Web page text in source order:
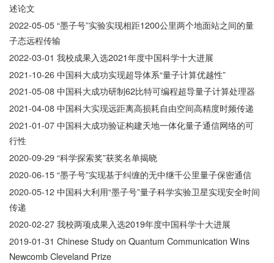
述论文
2022-05-05“墨子号”实验实现相距1200公里两个地面站之间的量
子态远程传输
2022-03-01 我校成果入选2021年度中国科学十大进展
2021-10-26中国科大成功实现超导体系“量子计算优越性”
2021-05-08中国科大成功研制62比特可编程超导量子计算处理器
2021-04-08中国科大实现远距离高损耗自由空间高精度时频传递
2021-01-07中国科大成功验证构建天地一体化量子通信网络的可
行性
2020-09-29“科学探索奖”获奖名单揭晓
2020-06-15“墨子号”实现基于纠缠的无中继千公里量子保密通信
2020-05-12中国科大利用“墨子号”量子科学实验卫星实现安全时间
传递
2020-02-27我校两项成果入选2019年度中国科学十大进展
2019-01-31 Chinese Study on Quantum Communication Wins
Newcomb Cleveland Prize